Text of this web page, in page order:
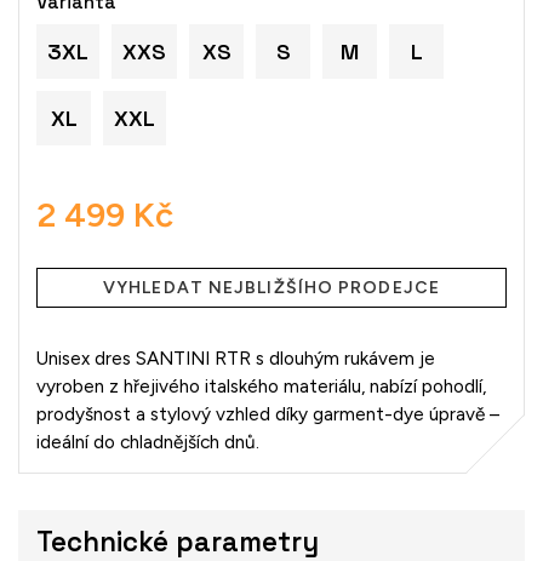
2 499 Kč
cena:
VYHLEDAT NEJBLIŽŠÍHO PRODEJCE
3XL XXS XS S M L
XL XXL
Unisex dres SANTINI RTR s dlouhým rukávem je
vyroben z hřejivého italského materiálu, nabízí pohodlí,
prodyšnost a stylový vzhled díky garment-dye úpravě –
ideální do chladnějších dnů.
Technické parametry